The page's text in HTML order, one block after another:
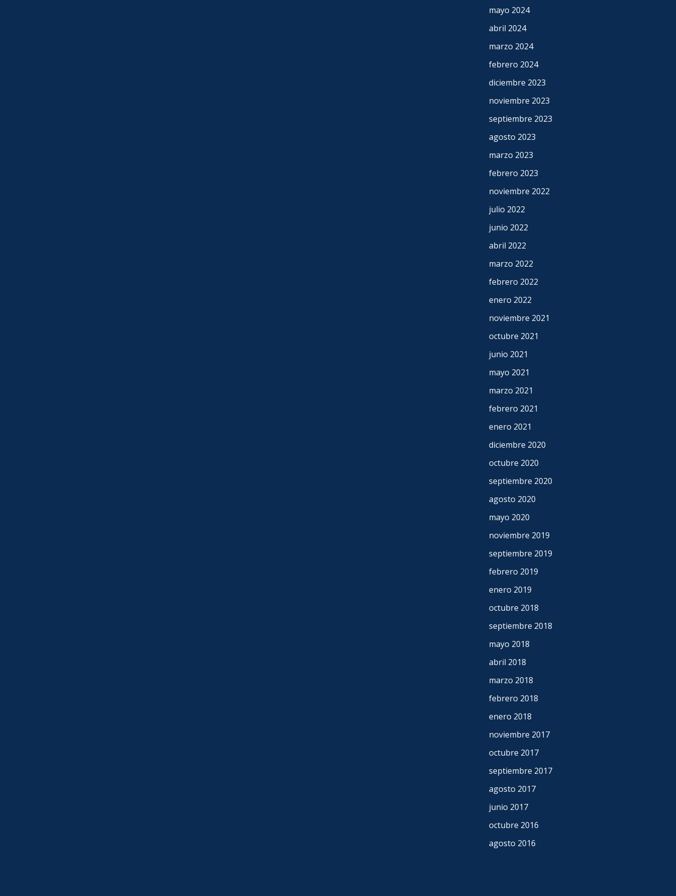
mayo 2024
abril 2024
marzo 2024
febrero 2024
diciembre 2023
noviembre 2023
septiembre 2023
agosto 2023
marzo 2023
febrero 2023
noviembre 2022
julio 2022
junio 2022
abril 2022
marzo 2022
febrero 2022
enero 2022
noviembre 2021
octubre 2021
junio 2021
mayo 2021
marzo 2021
febrero 2021
enero 2021
diciembre 2020
octubre 2020
septiembre 2020
agosto 2020
mayo 2020
noviembre 2019
septiembre 2019
febrero 2019
enero 2019
octubre 2018
septiembre 2018
mayo 2018
abril 2018
marzo 2018
febrero 2018
enero 2018
noviembre 2017
octubre 2017
septiembre 2017
agosto 2017
junio 2017
octubre 2016
agosto 2016